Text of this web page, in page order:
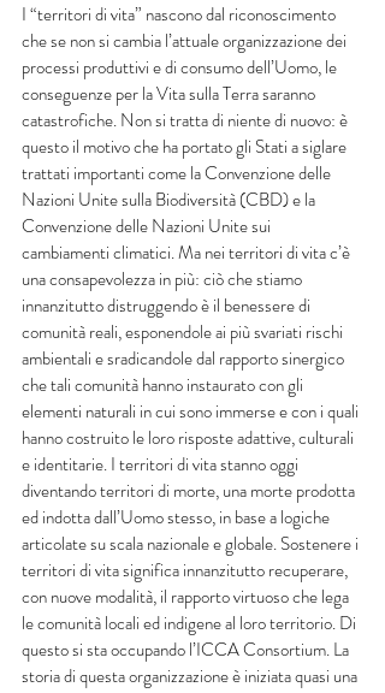
I “territori di vita” nascono dal riconoscimento
che se non si cambia l’attuale organizzazione dei
processi produttivi e di consumo dell’Uomo, le
conseguenze per la Vita sulla Terra saranno
catastrofiche. Non si tratta di niente di nuovo: è
questo il motivo che ha portato gli Stati a siglare
trattati importanti come la Convenzione delle
Nazioni Unite sulla Biodiversità (CBD) e la
Convenzione delle Nazioni Unite sui
cambiamenti climatici. Ma nei territori di vita c’è
una consapevolezza in più: ciò che stiamo
innanzitutto distruggendo è il benessere di
comunità reali, esponendole ai più svariati rischi
ambientali e sradicandole dal rapporto sinergico
che tali comunità hanno instaurato con gli
elementi naturali in cui sono immerse e con i quali
hanno costruito le loro risposte adattive, culturali
e identitarie. I territori di vita stanno oggi
diventando territori di morte, una morte prodotta
ed indotta dall’Uomo stesso, in base a logiche
articolate su scala nazionale e globale. Sostenere i
territori di vita significa innanzitutto recuperare,
con nuove modalità, il rapporto virtuoso che lega
le comunità locali ed indigene al loro territorio. Di
questo si sta occupando l’ICCA Consortium. La
storia di questa organizzazione è iniziata quasi una